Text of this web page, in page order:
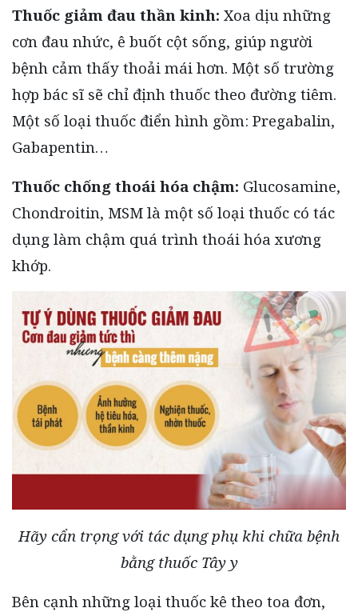
Thuốc giảm đau thần kinh: Xoa dịu những
cơn đau nhức, ê buốt cột sống, giúp người
bệnh cảm thấy thoải mái hơn. Một số trường
hợp bác sĩ sẽ chỉ định thuốc theo đường tiêm.
Một số loại thuốc điển hình gồm: Pregabalin,
Gabapentin…
Thuốc chống thoái hóa chậm: Glucosamine,
Chondroitin, MSM là một số loại thuốc có tác
dụng làm chậm quá trình thoái hóa xương
khớp.
Hãy cẩn trọng với tác dụng phụ khi chữa bệnh
bằng thuốc Tây y
Bên cạnh những loại thuốc kê theo toa đơn,